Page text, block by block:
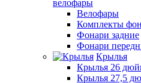
велофары
Велофары
Комплекты
Фонари задние
Фонари
Крылья
Крылья 26
Крылья 27,5